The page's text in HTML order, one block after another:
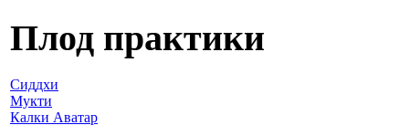
Плод практики
Сиддхи
Мукти
Калки Аватар